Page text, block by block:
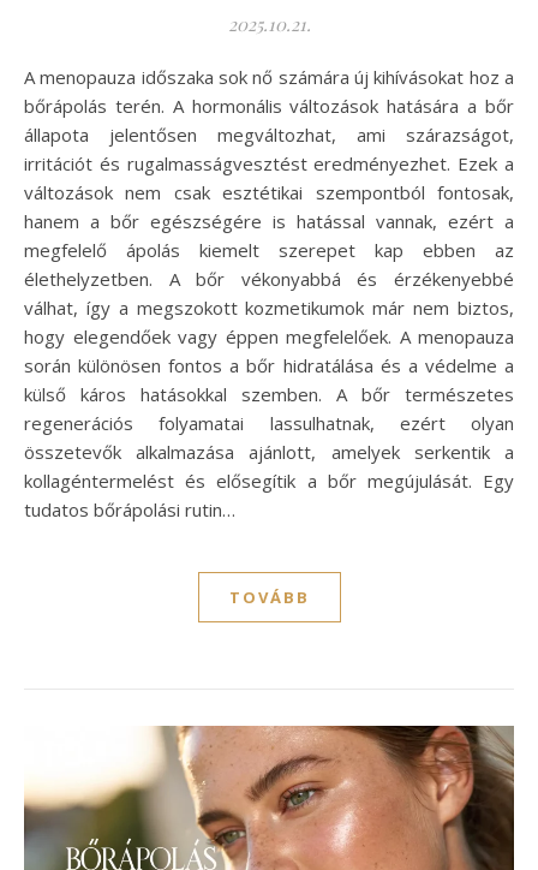
2025.10.21.
A menopauza időszaka sok nő számára új kihívásokat hoz a
bőrápolás terén. A hormonális változások hatására a bőr
állapota jelentősen megváltozhat, ami szárazságot,
irritációt és rugalmasságvesztést eredményezhet. Ezek a
változások nem csak esztétikai szempontból fontosak,
hanem a bőr egészségére is hatással vannak, ezért a
megfelelő ápolás kiemelt szerepet kap ebben az
élethelyzetben. A bőr vékonyabbá és érzékenyebbé
válhat, így a megszokott kozmetikumok már nem biztos,
hogy elegendőek vagy éppen megfelelőek. A menopauza
során különösen fontos a bőr hidratálása és a védelme a
külső káros hatásokkal szemben. A bőr természetes
regenerációs folyamatai lassulhatnak, ezért olyan
összetevők alkalmazása ajánlott, amelyek serkentik a
kollagéntermelést és elősegítik a bőr megújulását. Egy
tudatos bőrápolási rutin…
TOVÁBB